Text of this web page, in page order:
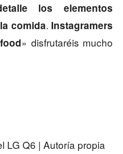
los elementos
comida. Instagramers
» disfrutaréis mucho
LG Q6 | Autoría propia